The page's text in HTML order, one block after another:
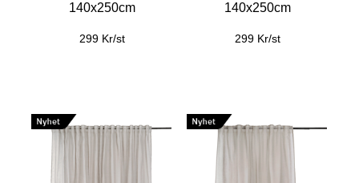
140x250cm
299 Kr/st
140x250cm
299 Kr/st